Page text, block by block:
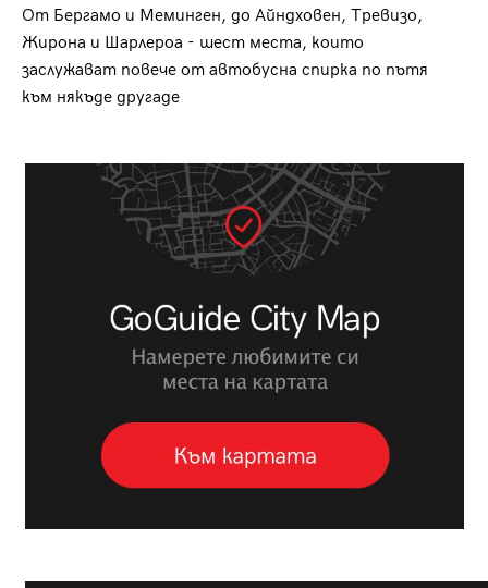
От Бергамо и Меминген, до Айндховен, Тревизо,
Жирона и Шарлероа - шест места, които
заслужават повече от автобусна спирка по пътя
към някъде другаде